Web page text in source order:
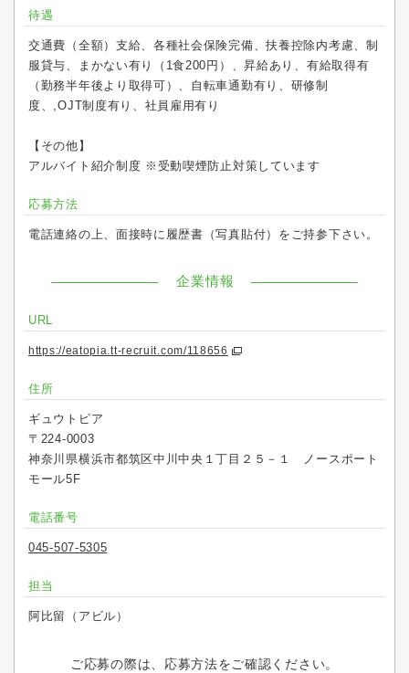
待遇
交通費（全額）支給、各種社会保険完備、扶養控除内考慮、制
服貸与、まかない有り（1食200円）、昇給あり、有給取得有
（勤務半年後より取得可）、自転車通勤有り、研修制
度、,OJT制度有り、社員雇用有り
【その他】
アルバイト紹介制度 ※受動喫煙防止対策しています
応募方法
電話連絡の上、面接時に履歴書（写真貼付）をご持参下さい。
企業情報
URL
https://eatopia.tt-recruit.com/118656
住所
ギュウトピア
〒224-0003
神奈川県横浜市都筑区中川中央１丁目２５－１ ノースポート
モール5F
電話番号
045-507-5305
担当
阿比留（アビル）
ご応募の際は、応募方法をご確認ください。